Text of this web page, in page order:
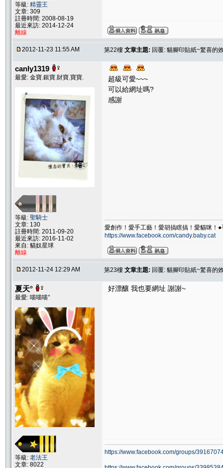
等級: 精靈王
文章: 309
註冊時間: 2008-08-19
最近來訪: 2014-12-24
離線
2012-11-23 11:55 AM 第22樓 文章主題: 回覆: 貓腳印貼紙~驚喜的
canly1319
最愛: 金寶.銀寶.財寶.寶寶.
等級: 聖騎士
文章: 130
註冊時間: 2011-09-20
最近來訪: 2016-11-02
來自: 貓奴星球
離線
超級可愛~~~
可以給網址嗎?
感謝
愛創作！愛手工藝！愛胡搞瞎搞！愛貓咪！
https://www.facebook.com/candy.baby.cat
2012-11-24 12:29 AM 第23樓 文章主題: 回覆: 貓腳印貼紙~驚喜的
夏天°
最愛: 喵喵喵°
等級: 老法王
文章: 8022
好漂釀 我也要網址 謝謝~
https://www.facebook.com/groups/